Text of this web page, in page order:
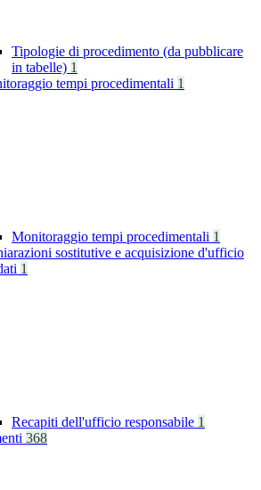
Tipologie di procedimento (da pubblicare
in tabelle) 1
tempi procedimentali 1
Monitoraggio tempi procedimentali 1
sostitutive e acquisizione d'ufficio
1
Recapiti dell'ufficio responsabile 1
368